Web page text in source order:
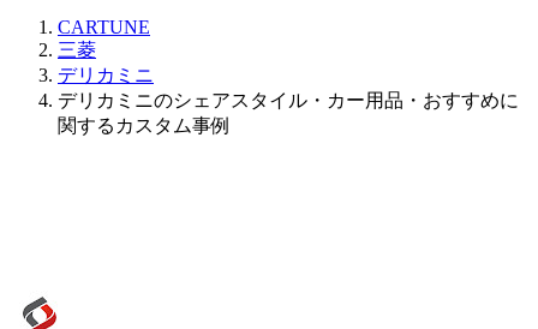
CARTUNE
三菱
デリカミニ
デリカミニのシェアスタイル・カー用品・おすすめに
関するカスタム事例